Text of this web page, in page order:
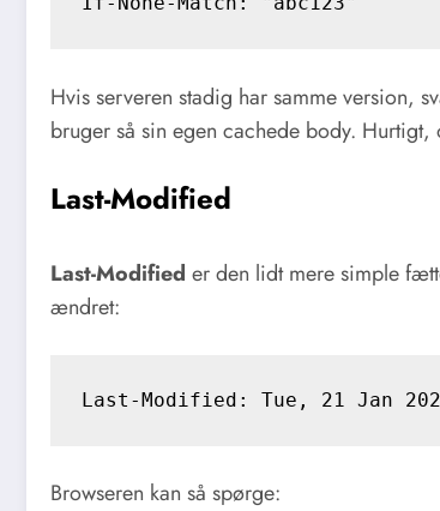
Hvis serveren stadig har samme version,
bruger så sin egen cachede body.
Last-Modified
Last-Modified er den lidt mere simple
ændret:
Browseren kan så spørge: